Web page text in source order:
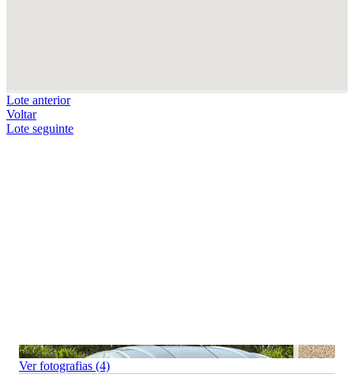
Lote anterior
Voltar
Lote seguinte
Ver fotografias (4)